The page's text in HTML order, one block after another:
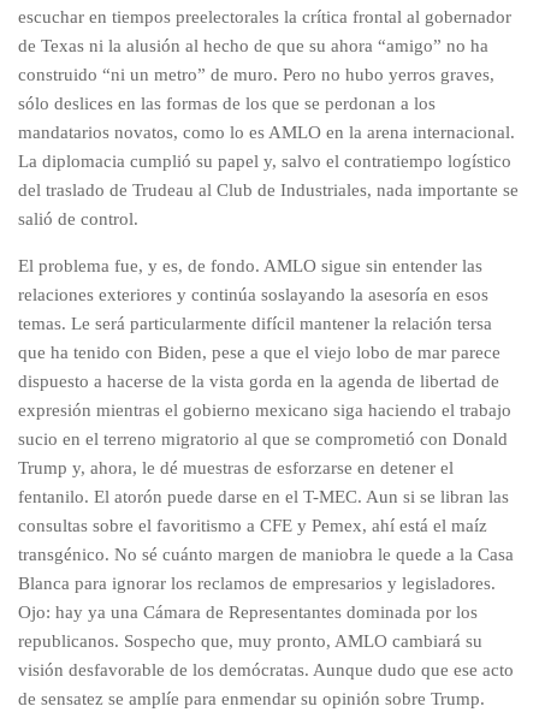
escuchar en tiempos preelectorales la crítica frontal al gobernador
de Texas ni la alusión al hecho de que su ahora “amigo” no ha
construido “ni un metro” de muro. Pero no hubo yerros graves,
sólo deslices en las formas de los que se perdonan a los
mandatarios novatos, como lo es AMLO en la arena internacional.
La diplomacia cumplió su papel y, salvo el contratiempo logístico
del traslado de Trudeau al Club de Industriales, nada importante se
salió de control.
El problema fue, y es, de fondo. AMLO sigue sin entender las
relaciones exteriores y continúa soslayando la asesoría en esos
temas. Le será particularmente difícil mantener la relación tersa
que ha tenido con Biden, pese a que el viejo lobo de mar parece
dispuesto a hacerse de la vista gorda en la agenda de libertad de
expresión mientras el gobierno mexicano siga haciendo el trabajo
sucio en el terreno migratorio al que se comprometió con Donald
Trump y, ahora, le dé muestras de esforzarse en detener el
fentanilo. El atorón puede darse en el T-MEC. Aun si se libran las
consultas sobre el favoritismo a CFE y Pemex, ahí está el maíz
transgénico. No sé cuánto margen de maniobra le quede a la Casa
Blanca para ignorar los reclamos de empresarios y legisladores.
Ojo: hay ya una Cámara de Representantes dominada por los
republicanos. Sospecho que, muy pronto, AMLO cambiará su
visión desfavorable de los demócratas. Aunque dudo que ese acto
de sensatez se amplíe para enmendar su opinión sobre Trump.